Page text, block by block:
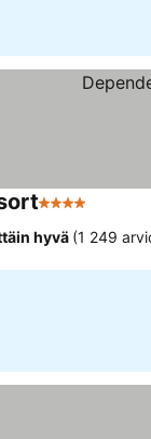
4 Tähtiluokitus
hyvä (1 249